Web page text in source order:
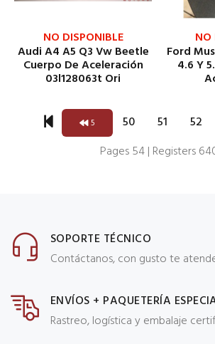
NO DISPONIBLE
Audi A4 A5 Q3 Vw Beetle
Cuerpo De Aceleración
03l128063t Ori
NO
Ford
4.6 Y
5 50 51 52
Pages 54 | Registers
SOPORTE TÉCNICO
Contáctanos, con gusto te
ENVÍOS + PAQUETERÍA
Rastreo, logística y embalaje